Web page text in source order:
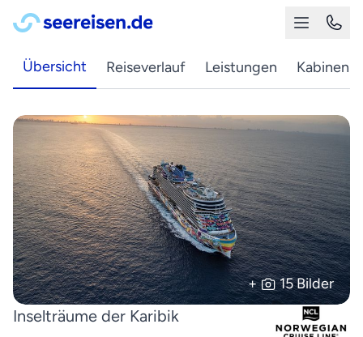
Übersicht Reiseverlauf Leistungen Kabinen
+ 15 Bilder
Inselträume der Karibik